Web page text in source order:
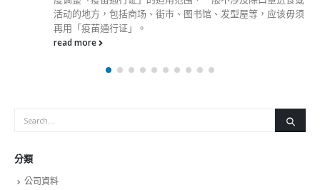
活动的地方，包括商场、街市、图书馆、发型屋等，应该毋须
再用「疫苗通行证」。
read more
分類
公司資料